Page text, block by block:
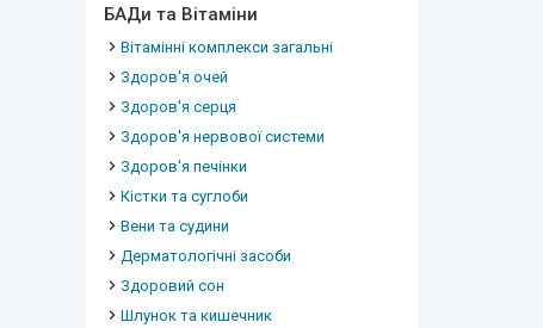
БАДи та Вітаміни
Вітамінні комплекси загальні
Здоров'я очей
Здоров'я серця
Здоров'я нервової системи
Здоров'я печінки
Кістки та суглоби
Вени та судини
Дерматологічні засоби
Здоровий сон
Шлунок та кишечник